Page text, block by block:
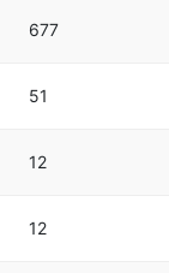
677
51
12
12